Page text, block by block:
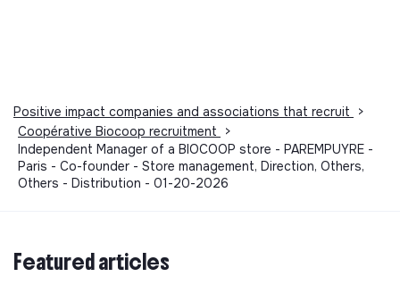
Positive impact companies and associations that recruit
>
Coopérative Biocoop recruitment
>
Independent Manager of a BIOCOOP store - PAREMPUYRE -
Paris - Co-founder - Store management, Direction, Others,
Others - Distribution - 01-20-2026
Featured articles